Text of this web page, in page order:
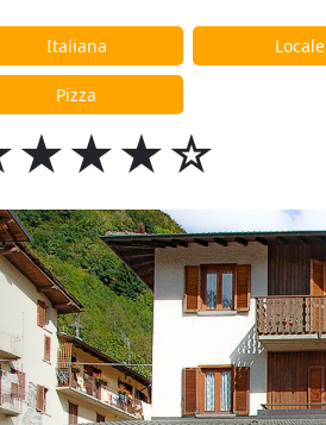
Italiana Locale
Pizza